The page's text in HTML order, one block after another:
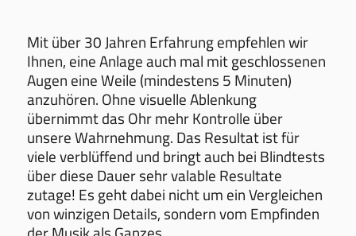
Mit über 30 Jahren Erfahrung empfehlen wir
Ihnen, eine Anlage auch mal mit geschlossenen
Augen eine Weile (mindestens 5 Minuten)
anzuhören. Ohne visuelle Ablenkung
übernimmt das Ohr mehr Kontrolle über
unsere Wahrnehmung. Das Resultat ist für
viele verblüffend und bringt auch bei Blindtests
über diese Dauer sehr valable Resultate
zutage! Es geht dabei nicht um ein Vergleichen
von winzigen Details, sondern vom Empfinden